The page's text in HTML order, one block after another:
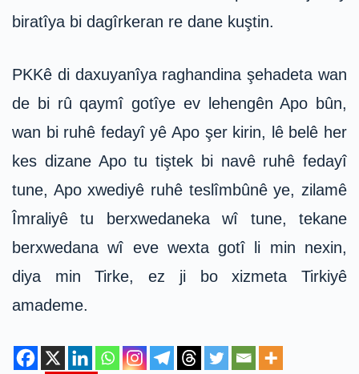
biratîya bi dagîrkeran re dane kuştin.
PKKê di daxuyanîya raghandina şehadeta wan
de bi rû qaymî gotîye ev lehengên Apo bûn,
wan bi ruhê fedayî yê Apo şer kirin, lê belê her
kes dizane Apo tu tiştek bi navê ruhê fedayî
tune, Apo xwediyê ruhê teslîmbûnê ye, zilamê
Îmraliyê tu berxwedaneka wî tune, tekane
berxwedana wî eve wexta gotî li min nexin,
diya min Tirke, ez ji bo xizmeta Tirkiyê
amademe.